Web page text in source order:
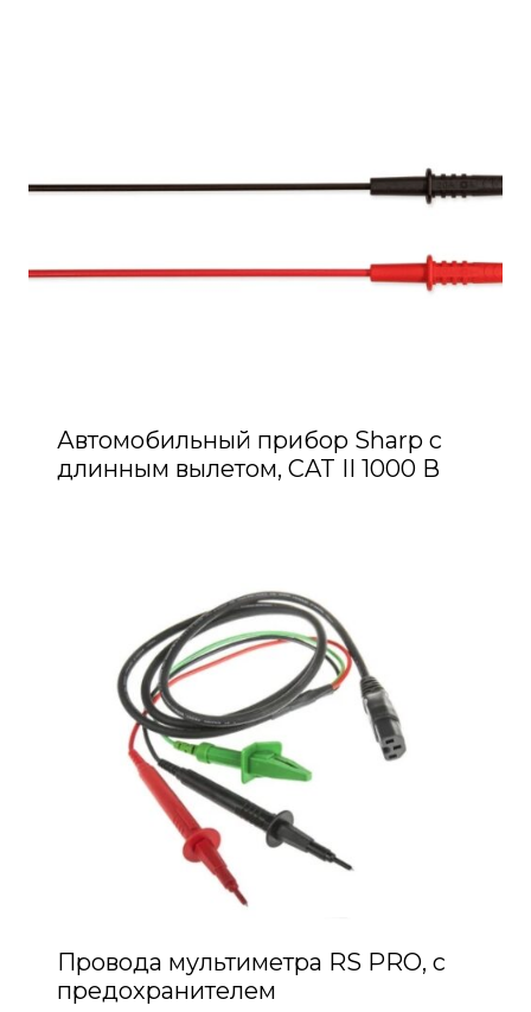
Автомобильный прибор Sharp с
длинным вылетом, CAT II 1000 В
Провода мультиметра RS PRO, с
предохранителем